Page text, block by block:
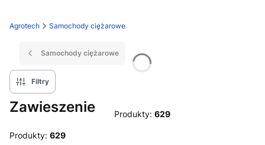
Agrotech Samochody ciężarowe
Samochody ciężarowe
Filtry
Zawieszenie Produkty: 629
Produkty: 629